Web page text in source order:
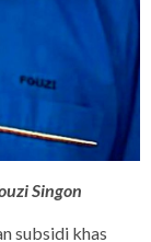
Singon
subsidi khas